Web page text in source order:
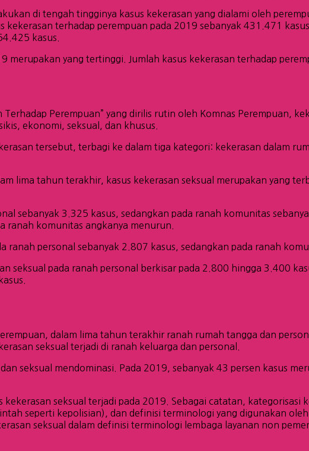
di tengah tingginya kasus kekerasan yang dialami oleh
kekerasan terhadap perempuan pada 2019 sebanyak 431.471
kasus.
merupakan yang tertinggi. Jumlah kasus kekerasan terhadap
Perempuan” yang dirilis rutin oleh Komnas Perempuan,
ekonomi, seksual, dan khusus.
tersebut, terbagi ke dalam tiga kategori: kekerasan dalam
lima tahun terakhir, kasus kekerasan seksual merupakan yang
sebanyak 3.325 kasus, sedangkan pada ranah komunitas
ranah komunitas angkanya menurun.
ranah personal sebanyak 2.807 kasus, sedangkan pada ranah
seksual pada ranah personal berkisar pada 2.800 hingga 3.400
dalam lima tahun terakhir ranah rumah tangga dan
seksual terjadi di ranah keluarga dan personal.
seksual mendominasi. Pada 2019, sebanyak 43 persen kasus
seksual terjadi pada 2019. Sebagai catatan, kategorisasi
seperti kepolisian), dan definisi terminologi yang digunakan
seksual dalam definisi terminologi lembaga layanan non